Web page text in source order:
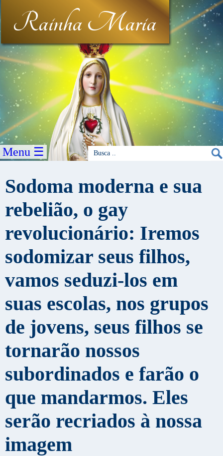
Rainha Maria
Menu ☰
Sodoma moderna e sua
rebelião, o gay
revolucionário: Iremos
sodomizar seus filhos,
vamos seduzi-los em
suas escolas, nos grupos
de jovens, seus filhos se
tornarão nossos
subordinados e farão o
que mandarmos. Eles
serão recriados à nossa
imagem